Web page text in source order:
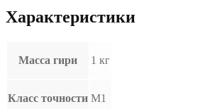
Характеристики
Масса гири 1 кг
Класс точности М1